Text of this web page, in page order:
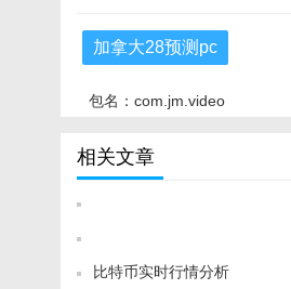
加拿大28预测pc
包名：com.jm.video
相关文章
比特币实时行情分析